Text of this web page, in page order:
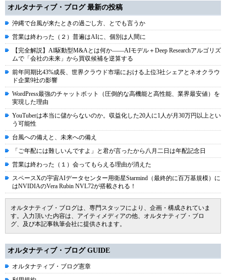
オルタナティブ・ブログ 最新の投稿
沖縄で台風が来たときの過ごし方、とでも言うか
営業は終わった（２）普遍はAIに、個別は人間に
【完全解説】AI駆動型M&Aとは何か――AIモデル＋Deep Researchアルゴリズ
ムで「会社の未来」から買収候補を逆算する
前年同期比43%成長、世界クラウド市場における上位3社シェアとネオクラウ
ド企業9社の影響
WordPress最強のチャットボット（圧倒的な高機能と高性能、業界最安値）を
実現した理由
YouTuberは本当に儲からないのか。収益化した20人に1人が月30万円以上とい
う可能性
台風への備えと、未来への備え
「ご年配には難しいんですよ」と君が言ったから八月二日は年配記念日
営業は終わった（１）会ってもらえる理由が消えた
スペースXの宇宙AIデータセンター用衛星Starmind（最終的に百万基規模）に
はNVIDIAのVera Rubin NVL72が搭載される！
オルタナティブ・ブログは、専門スタッフにより、企画・構成されていま
す。入力頂いた内容は、アイティメディアの他、オルタナティブ・ブロ
グ、及び本記事執筆会社に提供されます。
オルタナティブ・ブログ GUIDE
オルタナティブ・ブログ憲章